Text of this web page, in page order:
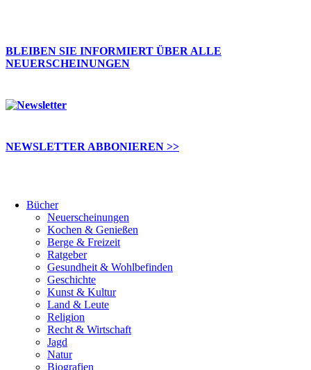
BLEIBEN SIE INFORMIERT ÜBER ALLE
NEUERSCHEINUNGEN
NEWSLETTER ABBONIEREN >>
Bücher
Neuerscheinungen
Kochen & Genießen
Berge & Freizeit
Ratgeber
Gesundheit & Wohlbefinden
Geschichte
Kunst & Kultur
Land & Leute
Religion
Recht & Wirtschaft
Jagd
Natur
Biografien